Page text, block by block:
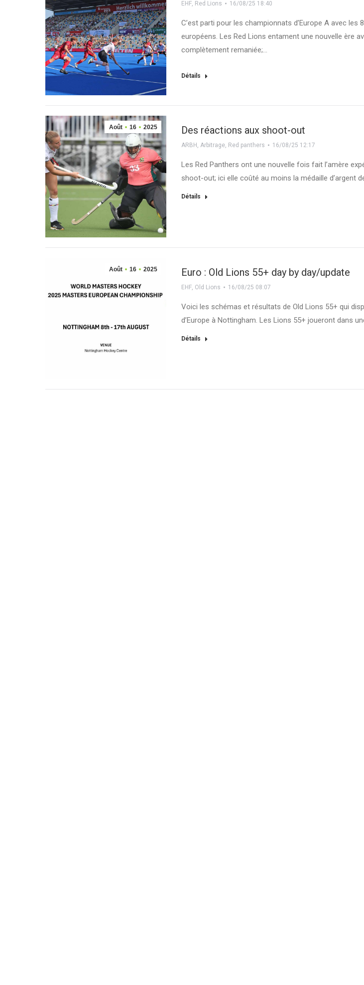
EHF, Red Lions 16/08/25 18:40
C’est parti pour les championnats d’Europe A avec les
européens. Les Red Lions entament une nouvelle ère
complètement remaniée;…
Détails
Août 16 2025 Des réactions aux shoot-out
ARBH , Arbitrage, Red panthers 16/08/25 12:17
Les Red Panthers ont une nouvelle fois fait l’amère
shoot-out; ici elle coûté au moins la médaille d’argent
Détails
Août 16 2025 Euro : Old Lions 55+ day by day/update
EHF, Old Lions 16/08/25 08:07
Voici les schémas et résultats de Old Lions 55+ qui
d’Europe à Nottingham. Les Lions 55+ joueront dans
Détails